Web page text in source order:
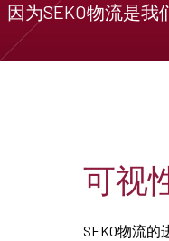
为SEKO物流是我
可视
SEKO物流的